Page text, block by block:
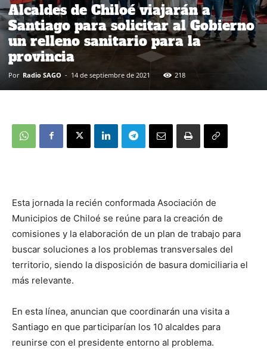
Alcaldes de Chiloé viajarán a
Santiago para solicitar al Gobierno
un relleno sanitario para la
provincia
Por Radio SAGO - 14 de septiembre de 2021 218
Esta jornada la recién conformada Asociación de
Municipios de Chiloé se reúne para la creación de
comisiones y la elaboración de un plan de trabajo para
buscar soluciones a los problemas transversales del
territorio, siendo la disposición de basura domiciliaria el
más relevante.
En esta línea, anuncian que coordinarán una visita a
Santiago en que participarían los 10 alcaldes para
reunirse con el presidente entorno al problema.